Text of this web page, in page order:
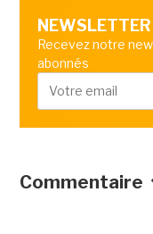
NEWSLETTER
Recevez notre
abonnés
Commentaire